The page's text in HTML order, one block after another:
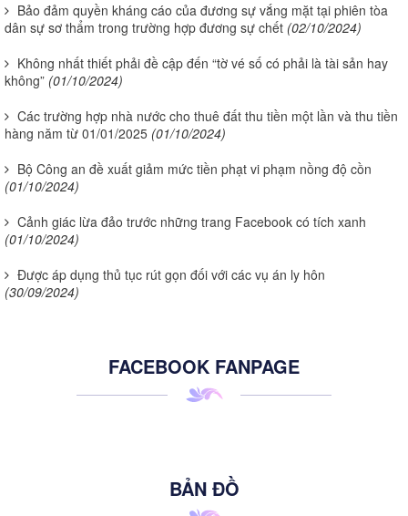
Bảo đảm quyền kháng cáo của đương sự vắng mặt tại phiên tòa
dân sự sơ thẩm trong trường hợp đương sự chết (02/10/2024)
Không nhất thiết phải đề cập đến “tờ vé số có phải là tài sản hay
không” (01/10/2024)
Các trường hợp nhà nước cho thuê đất thu tiền một lần và thu tiền
hàng năm từ 01/01/2025 (01/10/2024)
Bộ Công an đề xuất giảm mức tiền phạt vi phạm nồng độ cồn
(01/10/2024)
Cảnh giác lừa đảo trước những trang Facebook có tích xanh
(01/10/2024)
Được áp dụng thủ tục rút gọn đối với các vụ án ly hôn
(30/09/2024)
FACEBOOK FANPAGE
BẢN ĐỒ